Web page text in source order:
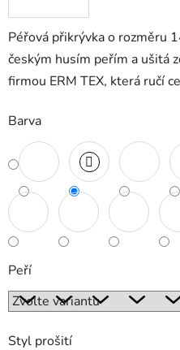
Péřová přikrývka o rozměru
českým husím peřím a ušitá
firmou ERM TEX, která ručí
Barva
Peří
Styl prošití